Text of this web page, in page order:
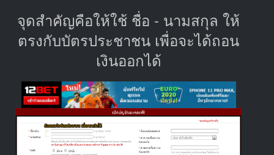
จุดสำคัญคือให้ใช้ ชื่อ - นามสกุล ให้
ตรงกับบัตรประชาชน เพื่อจะได้ถอน
เงินออกได้